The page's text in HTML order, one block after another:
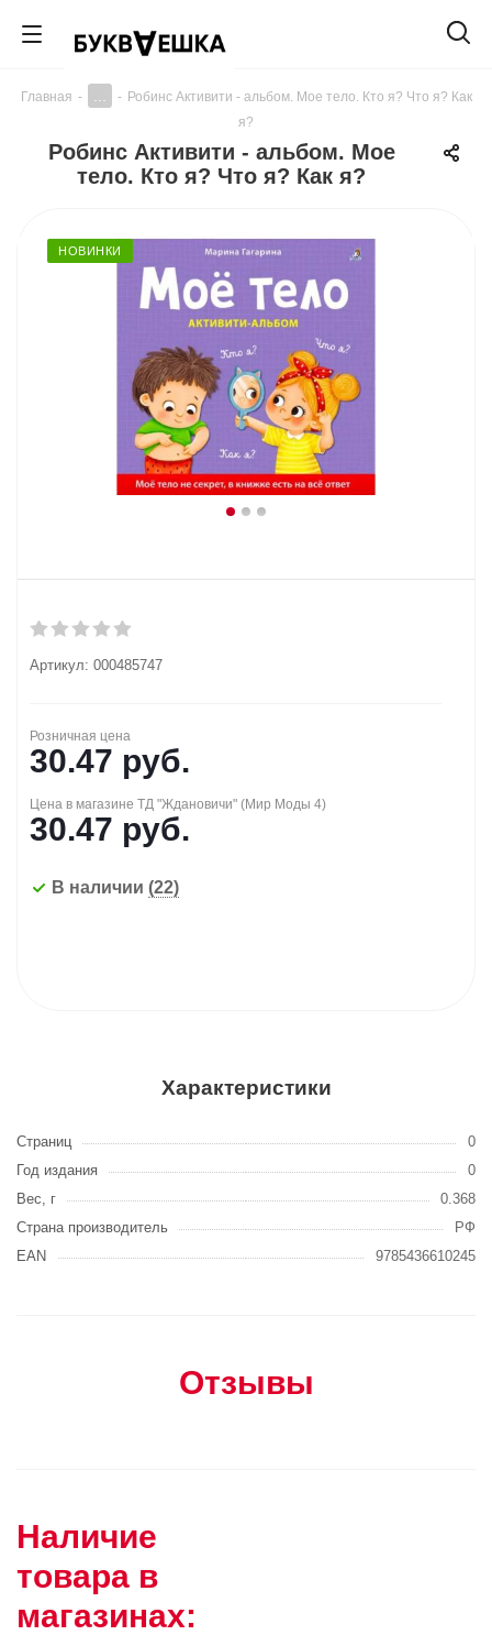
Главная - - Робинс Активити - альбом. Мое тело. Кто я? Что я? Как
я?
Робинс Активити - альбом. Мое
тело. Кто я? Что я? Как я?
НОВИНКИ
Артикул: 000485747
Розничная цена
30.47 руб.
Цена в магазине ТД "Ждановичи" (Мир Моды 4)
30.47 руб.
В наличии (22)
Характеристики
Страниц
0
Год издания
0
Вес, г
0.368
Страна производитель
РФ
EAN
9785436610245
Отзывы
Наличие
товара в
магазинах: